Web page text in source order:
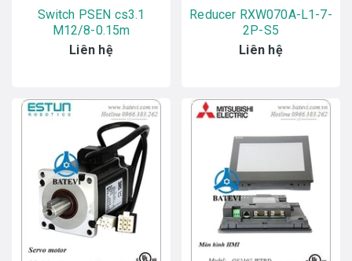
Switch PSEN cs3.1
M12/8-0.15m
Liên hệ
Reducer RXW070A-L1-7-
2P-S5
Liên hệ